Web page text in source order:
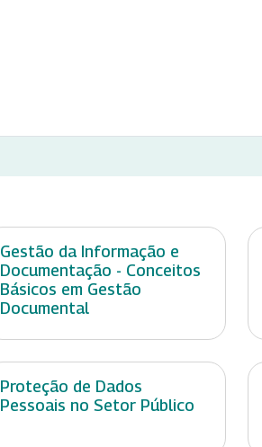
Gestão da Informação e
Documentação - Conceitos
Básicos em Gestão
Documental
Proteção de Dados
Pessoais no Setor Público